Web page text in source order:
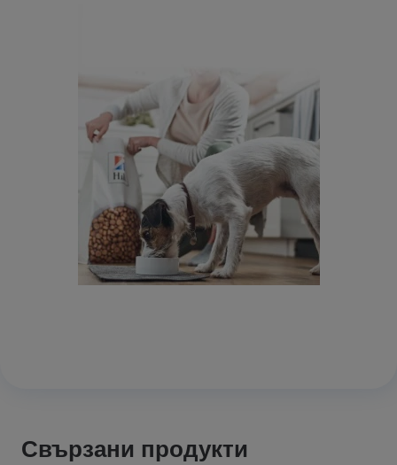
Свързани продукти